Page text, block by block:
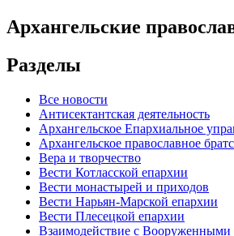
Архангельские
Разделы
Все новости
Антисектантская деятельность
Архангельское Епархиальное
Архангельское православное
Вера и творчество
Вести Котласской епархии
Вести монастырей и приходов
Вести Нарьян-Марской епархии
Вести Плесецкой епархии
Взаимодействие с